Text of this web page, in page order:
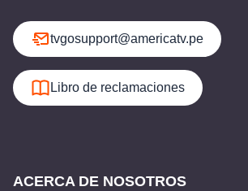
tvgosupport@americatv.pe
Libro de reclamaciones
ACERCA DE NOSOTROS